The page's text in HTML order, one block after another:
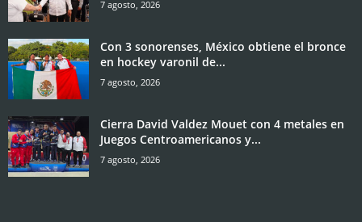
7 agosto, 2026
Con 3 sonorenses, México obtiene el bronce
en hockey varonil de...
7 agosto, 2026
Cierra David Valdez Mouet con 4 metales en
Juegos Centroamericanos y...
7 agosto, 2026